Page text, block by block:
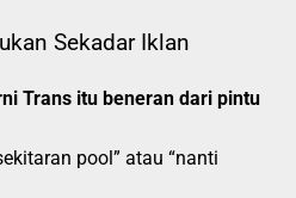
Sekadar Iklan
Trans itu beneran dari pintu
pool” atau “nanti